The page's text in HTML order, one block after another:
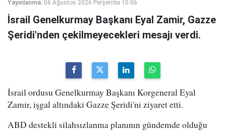
Yayınlanma: 06 Ağustos 2026 Perşembe 10:06
İsrail Genelkurmay Başkanı Eyal Zamir, Gazze
Şeridi'nden çekilmeyecekleri mesajı verdi.
İsrail ordusu Genelkurmay Başkanı Korgeneral Eyal
Zamir, işgal altındaki Gazze Şeridi'ni ziyaret etti.
ABD destekli silahsızlanma planının gündemde olduğu